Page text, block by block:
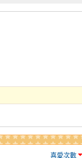
喜愛次數